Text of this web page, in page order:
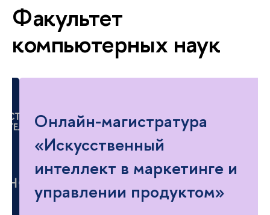
Факультет
компьютерных наук
Онлайн-магистратура
«Искусственный
интеллект в маркетинге и
управлении продуктом»